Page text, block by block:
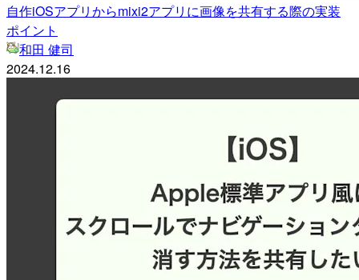
自作iOSアプリからmixi2アプリに画像を共有する際の実装
ポイント
和田 健司
2024.12.16